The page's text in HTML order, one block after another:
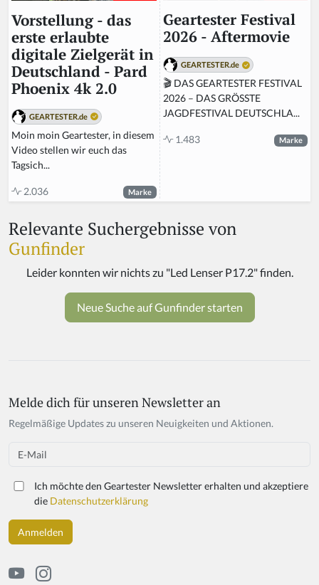
Vorstellung - das
erste erlaubte
digitale Zielgerät in
Deutschland - Pard
Phoenix 4k 2.0
GEARTESTER.de
Moin moin Geartester, in diesem
Video stellen wir euch das
Tagsich...
2.036 Marke
Geartester Festival
2026 - Aftermovie
GEARTESTER.de
🎬 DAS GEARTESTER FESTIVAL
2026 – DAS GRÖSSTE
JAGDFESTIVAL DEUTSCHLA...
1.483 Marke
Relevante Suchergebnisse von
Gunfinder
Melde dich für unseren Newsletter an
Regelmäßige Updates zu unseren Neuigkeiten und Aktionen.
Email
Ich möchte den Geartester Newsletter erhalten und akzeptiere
die Datenschutzerklärung